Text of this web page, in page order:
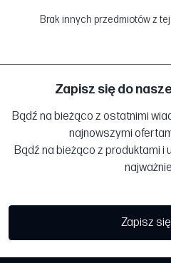
Brak innych przedmiotów z
Zapisz się do
Bądź na bieżąco z ostatnimi
najnowszymi
Bądź na bieżąco z produktami i
Zapisz